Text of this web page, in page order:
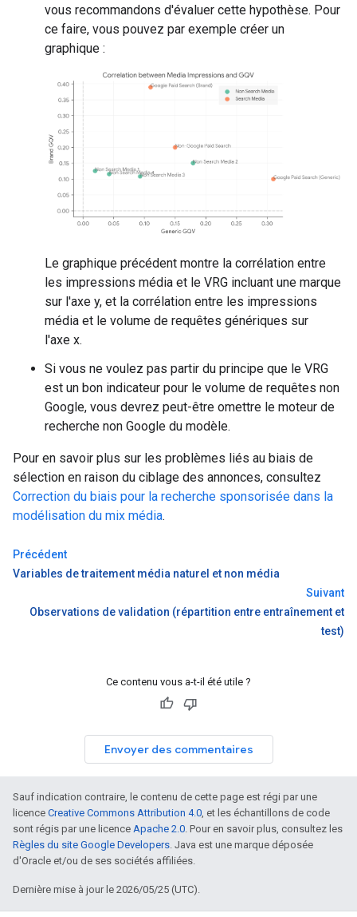
vous recommandons d'évaluer cette hypothèse. Pour
ce faire, vous pouvez par exemple créer un
graphique :
Le graphique précédent montre la corrélation entre
les impressions média et le VRG incluant une marque
sur l'axe y, et la corrélation entre les impressions
média et le volume de requêtes génériques sur
l'axe x.
Si vous ne voulez pas partir du principe que le VRG
est un bon indicateur pour le volume de requêtes non
Google, vous devrez peut-être omettre le moteur de
recherche non Google du modèle.
Pour en savoir plus sur les problèmes liés au biais de
sélection en raison du ciblage des annonces, consultez
Correction du biais pour la recherche sponsorisée dans la
modélisation du mix média.
Précédent
Variables de traitement média naturel et non média
Suivant
Observations de validation (répartition entre entraînement et
test)
Ce contenu vous a-t-il été utile ?
Envoyer des commentaires
Sauf indication contraire, le contenu de cette page est régi par une
licence Creative Commons Attribution 4.0, et les échantillons de code
sont régis par une licence Apache 2.0. Pour en savoir plus, consultez les
Règles du site Google Developers. Java est une marque déposée
d'Oracle et/ou de ses sociétés affiliées.
Dernière mise à jour le 2026/05/25 (UTC).